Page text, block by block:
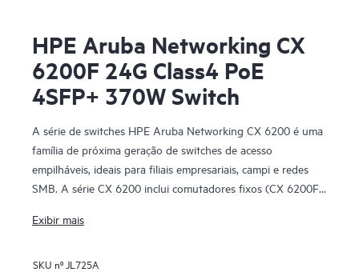
HPE Aruba Networking CX
6200F 24G Class4 PoE
4SFP+ 370W Switch
A série de switches HPE Aruba Networking CX 6200 é uma
família de próxima geração de switches de acesso
empilháveis, ideais para filiais empresariais, campi e redes
SMB. A série CX 6200 inclui comutadores fixos (CX 6200F)
velocidade incorporadas.
Exibir mais
SKU nºJL725A